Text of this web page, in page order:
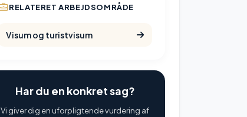
RELATERET ARBEJDSOMRÅDE
Visum og turistvisum
Har du en konkret sag?
Vi giver dig en uforpligtende vurdering af